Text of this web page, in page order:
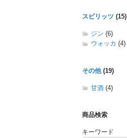
スピリッツ (15)
ジン (6)
ウォッカ (4)
その他(19)
甘酒 (4)
商品検索
キーワード